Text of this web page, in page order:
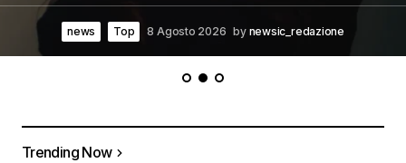
news Top 8 Agosto 2026 by newsic_redazione
Trending Now